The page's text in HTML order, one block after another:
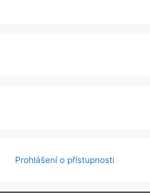
Prohlášení o přístupnosti